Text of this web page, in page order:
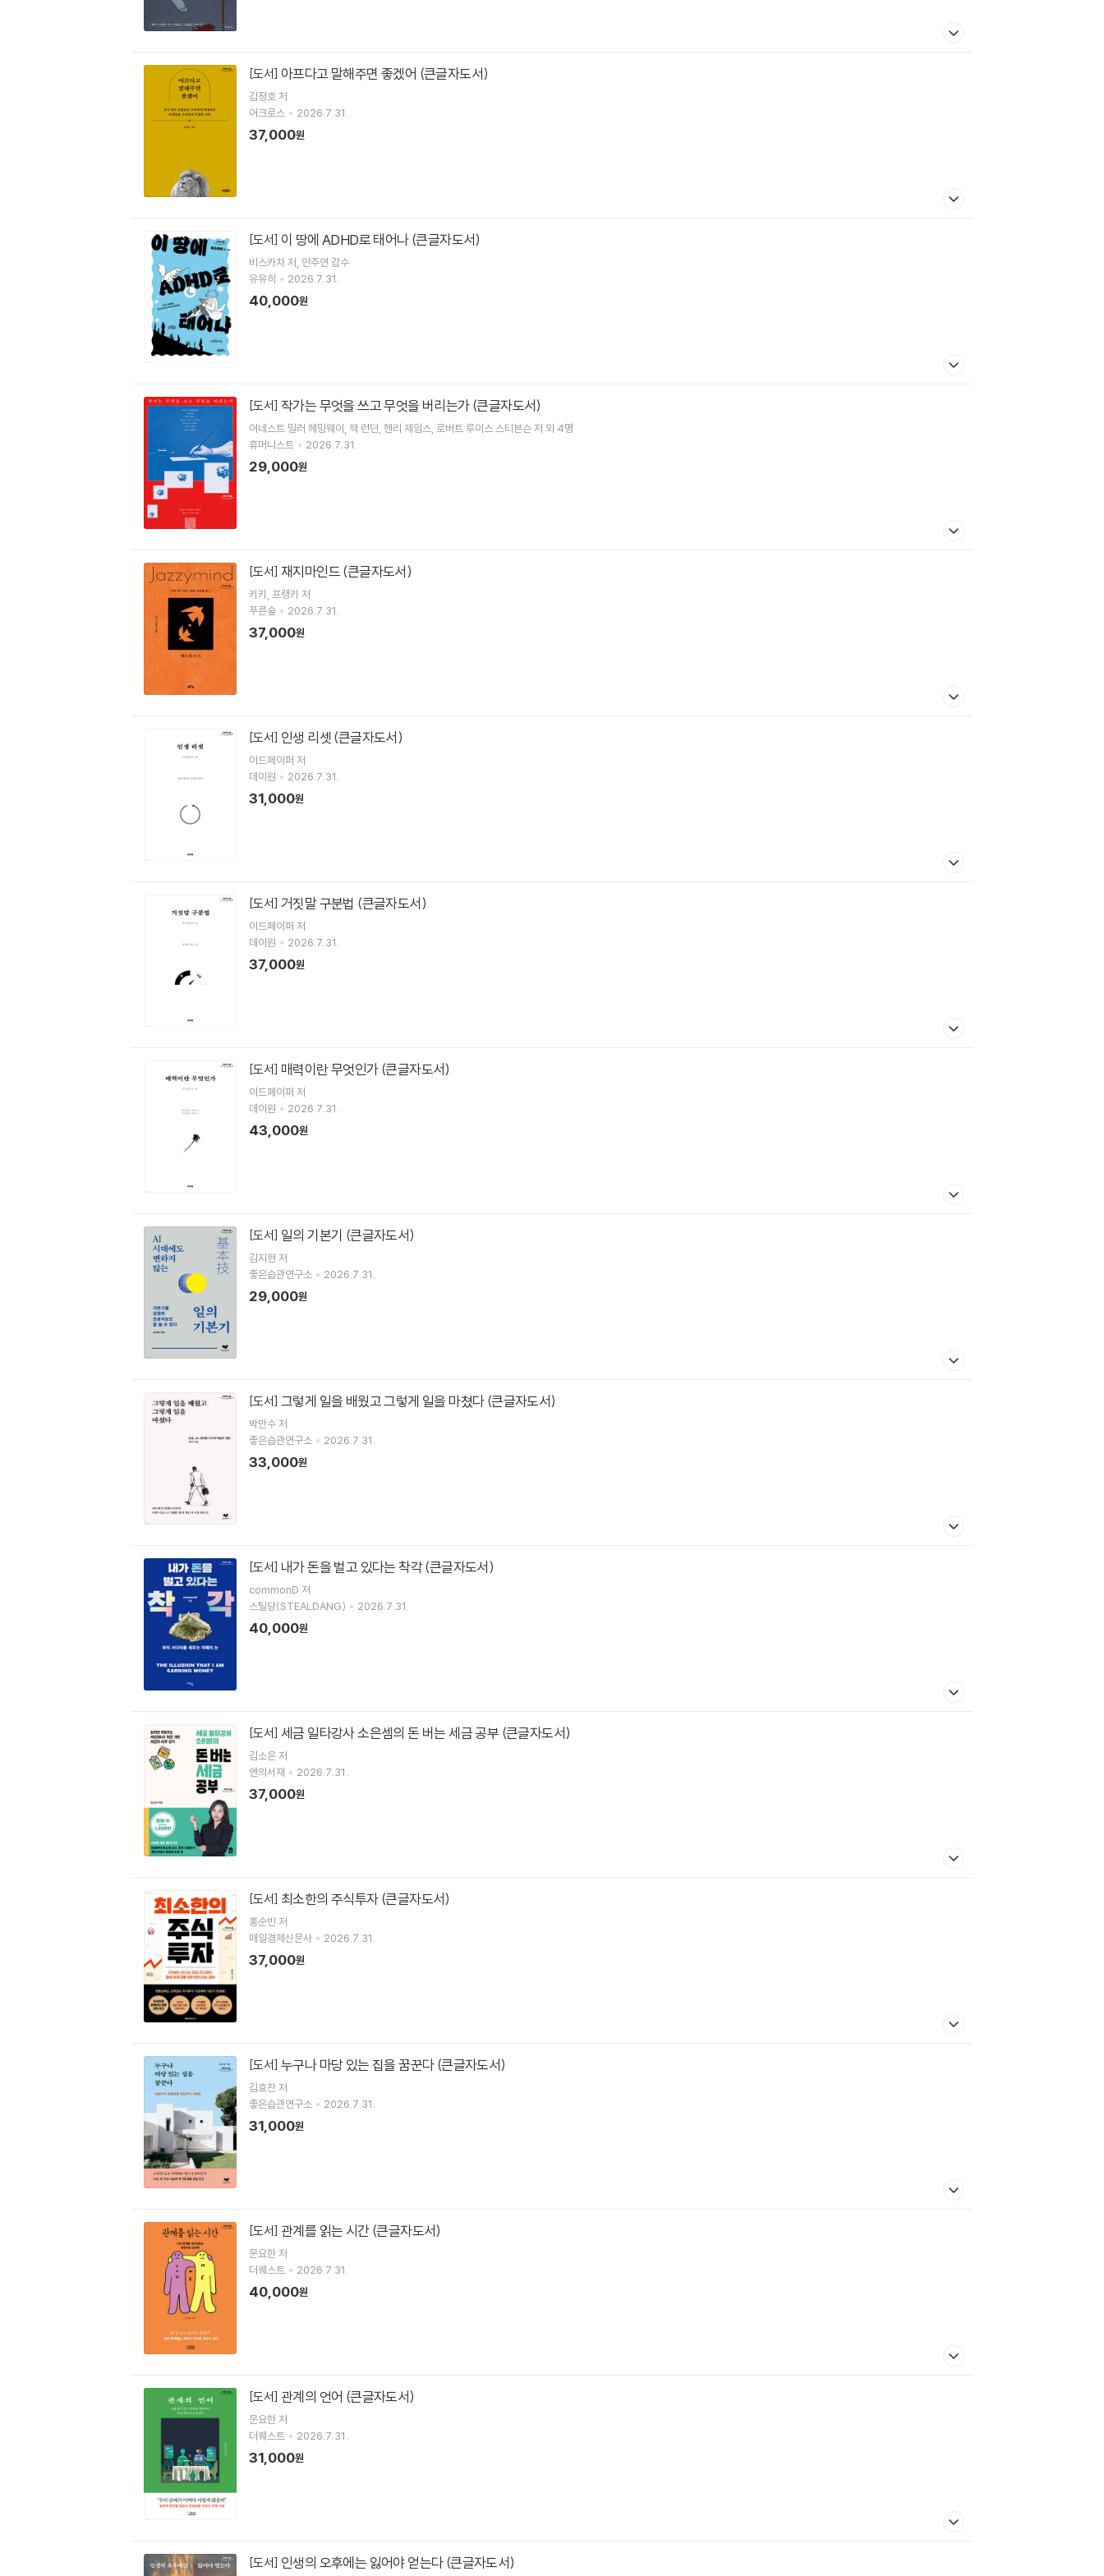
[도서] 아프다고 말해주면 좋겠어 (큰글자도서)
김정호저
어크로스
2026.7.31.
37,000원
[도서] 이 땅에 ADHD로 태어나 (큰글자도서)
비스카차저 안주연 감수
유유히
2026.7.31.
40,000원
[도서] 작가는 무엇을 쓰고 무엇을 버리는가 (큰글자도서)
어네스트 밀러 헤밍웨이 잭 런던 헨리 제임스 로버트 루이스 스티븐슨저 외 4명
휴머니스트
2026.7.31.
29,000원
[도서] 재지마인드 (큰글자도서)
키키 프랭키 저
푸른숲
2026.7.31.
37,000원
[도서] 인생 리셋 (큰글자도서)
이드페이퍼 저
데이원
2026.7.31.
31,000원
[도서] 거짓말 구분법 (큰글자도서)
이드페이퍼 저
데이원
2026.7.31.
37,000원
[도서] 매력이란 무엇인가 (큰글자도서)
이드페이퍼 저
데이원
2026.7.31.
43,000원
[도서] 일의 기본기 (큰글자도서)
김지현 저
좋은습관연구소
2026.7.31.
29,000원
[도서] 그렇게 일을 배웠고 그렇게 일을 마쳤다 (큰글자도서)
박만수저
좋은습관연구소
2026.7.31.
33,000원
[도서] 내가 돈을 벌고 있다는 착각 (큰글자도서)
commonD 저
스틸당(STEALDANG)
2026.7.31.
40,000원
[도서] 세금 일타강사 소은셈의 돈 버는 세금 공부 (큰글자도서)
김소은저
앤의서재
2026.7.31.
37,000원
[도서] 최소한의 주식투자 (큰글자도서)
홍순빈 저
매일경제신문사
2026.7.31.
37,000원
[도서] 누구나 마당 있는 집을 꿈꾼다 (큰글자도서)
김효찬저
좋은습관연구소
2026.7.31.
31,000원
[도서] 관계를 읽는 시간 (큰글자도서)
문요한저
더퀘스트
2026.7.31.
40,000원
[도서] 관계의 언어 (큰글자도서)
문요한저
더퀘스트
2026.7.31.
31,000원
[도서] 인생의 오후에는 잃어야 얻는다 (큰글자도서)